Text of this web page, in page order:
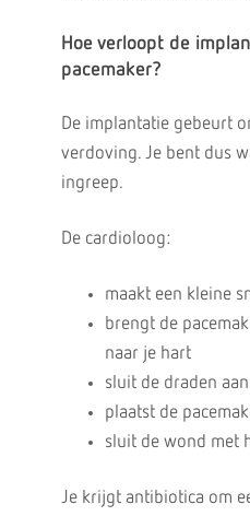
Hoe verloopt de
pacemaker?
De implantatie gebeurt
verdoving. Je bent dus
ingreep.
De cardioloog:
maakt een kleine
brengt de
naar je hart
sluit de draden
plaatst de
sluit de wond met
Je krijgt antibiotica om